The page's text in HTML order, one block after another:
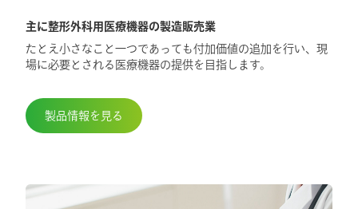
2025.5.29
第98回日本整形外科学会学術総会に出展
しました
主に整形外科用医療機器の製造販売業
たとえ小さなこと一つであっても付加価値の追加を行い、現
場に必要とされる医療機器の提供を目指します。
製品情報を見る